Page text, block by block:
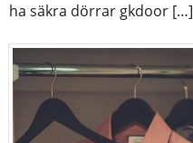
ha säkra dörrar gkdoor […]